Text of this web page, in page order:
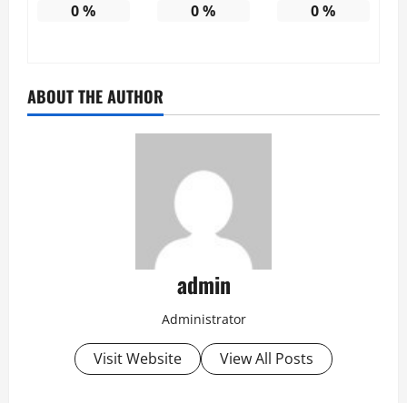
0% 0% 0%
ABOUT THE AUTHOR
admin
Administrator
Visit Website View All Posts